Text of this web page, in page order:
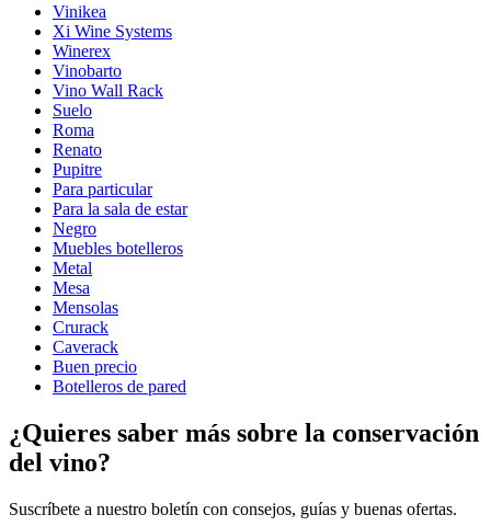
Acabado
ModularNo
Botellas
Número de botellas (Burdeos, máx)
Tipo de botella
Dimensiones (AnxAlxP cm)
Altura (cm) 98
Ancho (cm)
Profundidad (cm)25
Peso (kg)
Vinikea
Xi Wine Systems
Winerex
Vinobarto
Vino Wall Rack
Suelo
Roma
Renato
Pupitre
Para particular
Para la sala de estar
Negro
Muebles botelleros
Metal
Mesa
Mensolas
Crurack
Caverack
Buen precio
Botelleros de pared
¿Quieres saber más sobre la conservación
del vino?
Suscríbete a nuestro boletín con consejos, guías y buenas ofertas.